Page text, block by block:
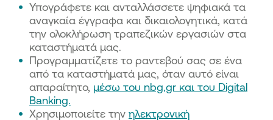
Υπογράφετε και ανταλλάσσετε ψηφιακά τα
αναγκαία έγγραφα και δικαιολογητικά, κατά
την ολοκλήρωση τραπεζικών εργασιών στα
καταστήματά μας.
Προγραμματίζετε το ραντεβού σας σε ένα
από τα καταστήματά μας, όταν αυτό είναι
απαραίτητο, μέσω του nbg.gr και του Digital
Banking.
Χρησιμοποιείτε την ηλεκτρονική